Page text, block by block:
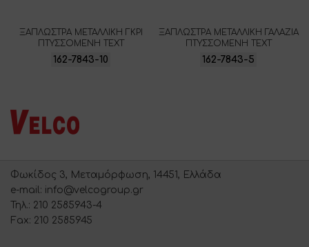
ΞΑΠΛΩΣΤΡΑ ΜΕΤΑΛΛΙΚΗ ΓΚΡΙ
ΠΤΥΣΣΟΜΕΝΗ ΤΕΧΤ
162-7843-10
ΞΑΠΛΩΣΤΡΑ ΜΕΤΑΛΛΙΚΗ ΓΑΛΑΖΙΑ
ΠΤΥΣΣΟΜΕΝΗ ΤΕΧΤ
162-7843-5
Φωκίδος 3, Μεταμόρφωση, 14451, Ελλάδα
e-mail: info@velcogroup.gr
Τηλ.: 210 2585943-4
Fax: 210 2585945